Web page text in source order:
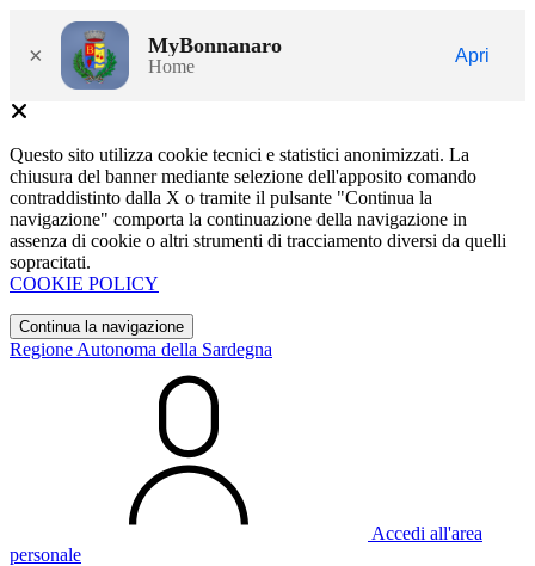
× MyBonnanaro
Home
Apri
Questo sito utilizza cookie tecnici e statistici anonimizzati. La
chiusura del banner mediante selezione dell'apposito comando
contraddistinto dalla X o tramite il pulsante "Continua la
navigazione" comporta la continuazione della navigazione in
assenza di cookie o altri strumenti di tracciamento diversi da quelli
sopracitati.
COOKIE POLICY
Continua la navigazione
Regione Autonoma della Sardegna
Accedi all'area
personale